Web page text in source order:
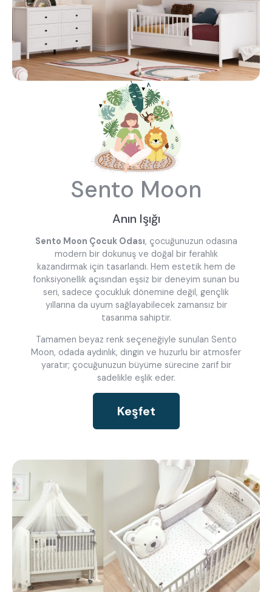
En çok ziyaret edilenler
gamer
toddler yatak
oyuncu sandalyesi
Sento Moon
Anın Işığı
Sento Moon Çocuk Odası, çocuğunuzun odasına
modern bir dokunuş ve doğal bir ferahlık
kazandırmak için tasarlandı. Hem estetik hem de
fonksiyonellik açısından eşsiz bir deneyim sunan bu
seri, sadece çocukluk dönemine değil, gençlik
yıllarına da uyum sağlayabilecek zamansız bir
tasarıma sahiptir.
Tamamen beyaz renk seçeneğiyle sunulan Sento
Moon, odada aydınlık, dingin ve huzurlu bir atmosfer
yaratır; çocuğunuzun büyüme sürecine zarif bir
sadelikle eşlik eder.
Keşfet